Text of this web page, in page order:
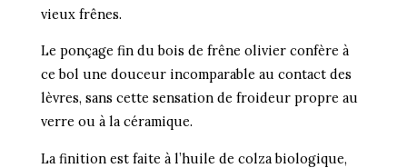
vieux frênes.
Le ponçage fin du bois de frêne olivier confère à
ce bol une douceur incomparable au contact des
lèvres, sans cette sensation de froideur propre au
verre ou à la céramique.
La finition est faite à l’huile de colza biologique,